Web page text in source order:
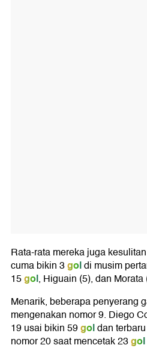
Rata-rata mereka juga
cuma bikin 3goldi musim
15gol, Higuain (5), dan
Menarik, beberapa penyerang
mengenakan nomor 9. Diego
19 usai bikin 59goldan
nomor 20 saat mencetak 23gol